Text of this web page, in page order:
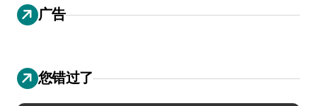
广告
您错过了